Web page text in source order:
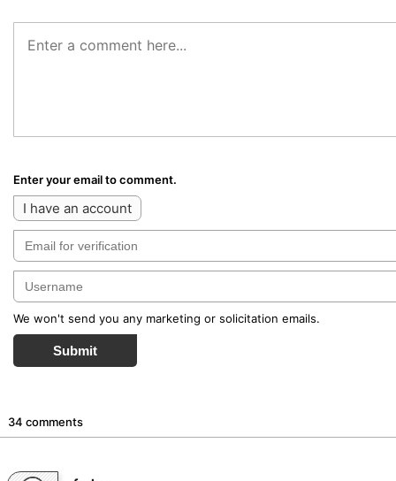
Enter your email to comment.
I have an account
We won't send you any marketing or solicitation emails.
Submit
34 comments